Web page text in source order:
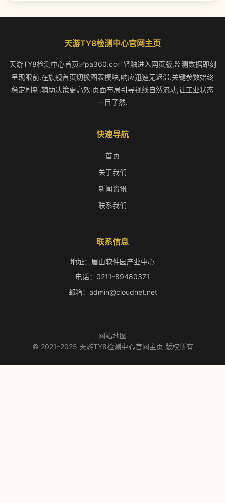
天游TY8检测中心官网主页
天游TY8检测中心首页✅pa360.cc✅轻触进入网页版,监测数据即刻
呈现眼前.在旗舰首页切换图表模块,响应迅速无迟滞.关键参数始终
稳定刷新,辅助决策更高效.页面布局引导视线自然流动,让工业状态
一目了然.
快速导航
首页
关于我们
新闻资讯
联系我们
联系信息
地址：眉山软件园产业中心
电话：0211-89480371
邮箱：admin@cloudnet.net
网站地图
© 2021–2025 天游TY8检测中心官网主页 版权所有